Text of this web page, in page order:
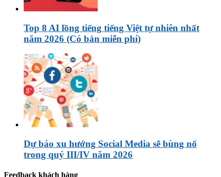
Top 8 AI lồng tiếng tiếng Việt tự nhiên nhất
năm 2026 (Có bản miễn phí)
Dự báo xu hướng Social Media sẽ bùng nổ
trong quý III/IV năm 2026
Feedback khách hàng